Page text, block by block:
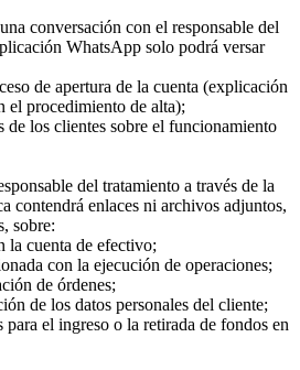
conversación con el responsable del
WhatsApp solo podrá versar
de apertura de la cuenta (explicación
el procedimiento de alta);
de los clientes sobre el funcionamiento
del tratamiento a través de la
contendrá enlaces ni archivos adjuntos,
sobre:
la cuenta de efectivo;
con la ejecución de operaciones;
de órdenes;
de los datos personales del cliente;
el ingreso o la retirada de fondos en